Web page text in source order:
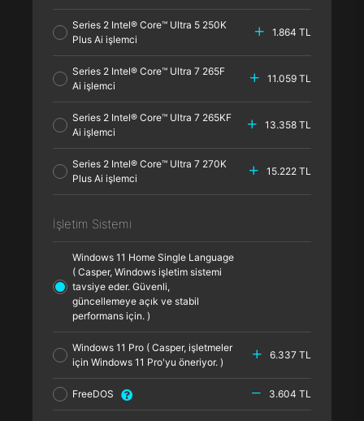
Series 2 Intel® Core™ Ultra 5 250K
Plus Ai işlemci
1.864 TL
Series 2 Intel® Core™ Ultra 7 265F
Ai işlemci
11.059 TL
Series 2 Intel® Core™ Ultra 7 265KF
Ai işlemci
13.358 TL
Series 2 Intel® Core™ Ultra 7 270K
Plus Ai işlemci
15.222 TL
İşletim Sistemi
Windows 11 Home Single Language
( Casper, Windows işletim sistemi
tavsiye eder. Güvenli,
güncellemeye açık ve stabil
performans için. )
Windows 11 Pro ( Casper, işletmeler
için Windows 11 Pro'yu öneriyor. )
6.337 TL
FreeDOS 3.604 TL